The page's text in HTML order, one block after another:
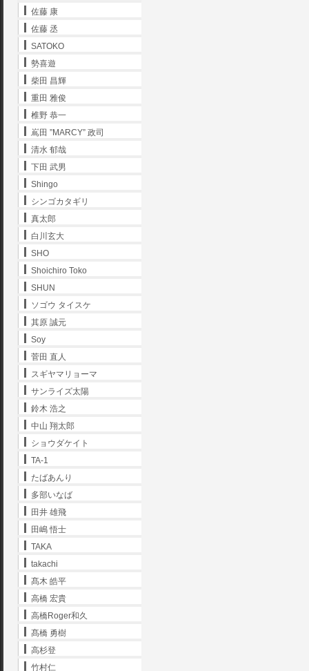
佐藤 康
佐藤 丞
SATOKO
勢喜遊
柴田 昌輝
重田 雅俊
椎野 恭一
嶌田 ”MARCY” 政司
清水 郁哉
下田 武男
Shingo
シンゴカタギリ
真太郎
白川玄大
SHO
Shoichiro Toko
SHUN
ソゴウ タイスケ
其原 誠元
Soy
菅田 直人
スギヤマリョーマ
サンライズ太陽
鈴木 浩之
中山 翔太郎
ショウダケイト
TA-1
たばあんり
多部いなば
田井 雄飛
田嶋 悟士
TAKA
takachi
髙木 皓平
高橋 宏貴
高橋Roger和久
髙橋 勇樹
高杉登
竹村仁